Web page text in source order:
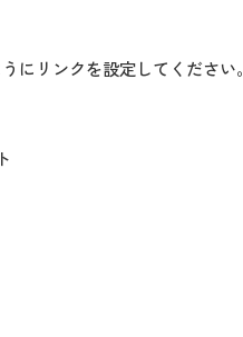
にリンクを設定してください。